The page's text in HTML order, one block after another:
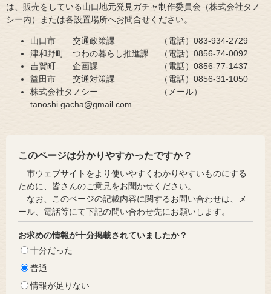
は、販売をしている山口地元発見ガチャ制作委員会（株式会社タノ
シー内）または各設置場所へお問合せください。
山口市 交通政策課 （電話）083-934-2729
​津和野町 つわの暮らし推進課 （電話）0856-74-0092
​吉賀町 企画課 （電話）0856-77-1437
​益田市 交通対策課 （電話）0856-31-1050
株式会社タノシー （メール）
tanoshi.gacha@gmail.com
このページは分かりやすかったですか？
市ウェブサイトをより使いやすくわかりやすいものにする
ために、皆さんのご意見をお聞かせください。
なお、このページの記載内容に関するお問い合わせは、メ
ール、電話等にて下記の問い合わせ先にお願いします。
お求めの情報が十分掲載されていましたか？
十分だった
普通
情報が足りない